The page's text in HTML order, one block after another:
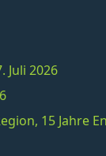
Juli 2026
15 Jahre